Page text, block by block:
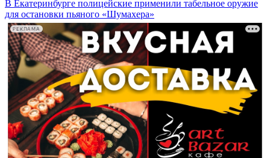
В Екатеринбурге полицейские применили табельное оружие
для остановки пьяного «Шумахера»
РЕКЛАМА